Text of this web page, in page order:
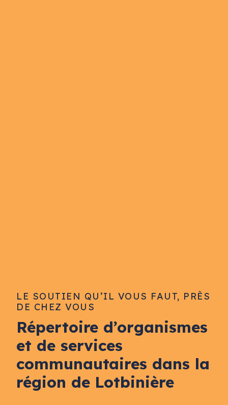
LE SOUTIEN QU’IL VOUS FAUT, PRÈS
DE CHEZ VOUS
Répertoire d’organismes
et de services
communautaires dans la
région de Lotbinière